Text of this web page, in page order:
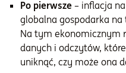
Po pierwsze – inflacja
globalna gospodarka
Na tym ekonomicznym
danych i odczytów,
uniknąć, czy może ona